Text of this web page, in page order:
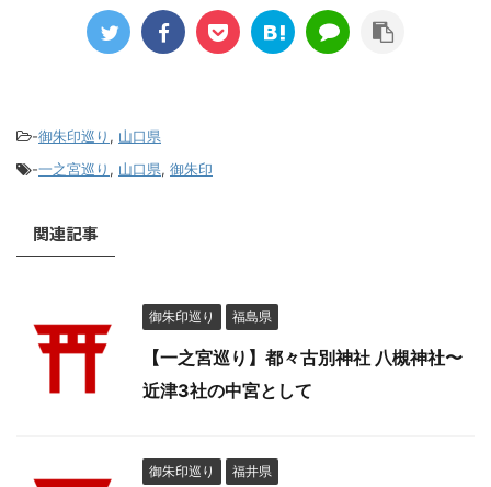
-御朱印巡り , 山口県
-一之宮巡り , 山口県, 御朱印
関連記事
御朱印巡り 福島県
【一之宮巡り】都々古別神社 八槻神社〜
近津3社の中宮として
御朱印巡り 福井県